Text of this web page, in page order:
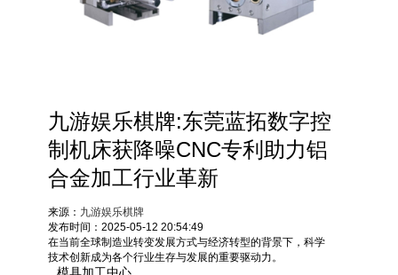
九游娱乐棋牌:东莞蓝拓数字控
制机床获降噪CNC专利助力铝
合金加工行业革新
来源： 九游娱乐棋牌
发布时间：2025-05-12 20:54:49
在当前全球制造业转变发展方式与经济转型的背景下，科学
技术创新成为各个行业生存与发展的重要驱动力。